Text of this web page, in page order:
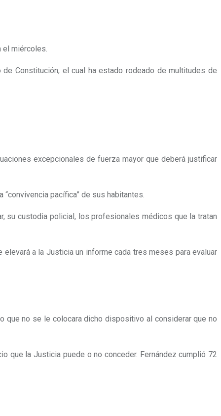
el miércoles.
Constitución, el cual ha estado rodeado de multitudes de
excepcionales de fuerza mayor que deberá justificar
“convivencia pacífica” de sus habitantes.
su custodia policial, los profesionales médicos que la tratan
a la Justicia un informe cada tres meses para evaluar
que no se le colocara dicho dispositivo al considerar que no
que la Justicia puede o no conceder. Fernández cumplió 72